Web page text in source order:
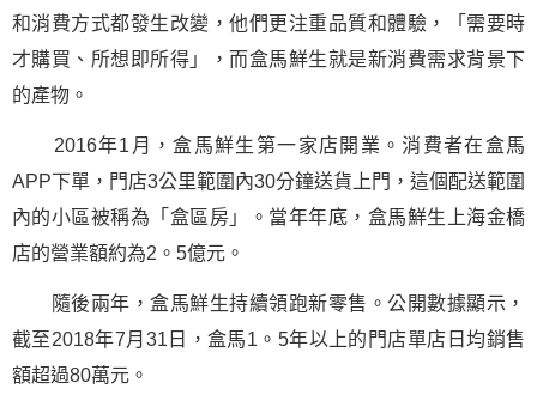
和消費方式都發生改變，他們更注重品質和體驗，「需要時
才購買、所想即所得」，而盒馬鮮生就是新消費需求背景下
的產物。
2016年1月，盒馬鮮生第一家店開業。消費者在盒馬
APP下單，門店3公里範圍內30分鐘送貨上門，這個配送範圍
內的小區被稱為「盒區房」。當年年底，盒馬鮮生上海金橋
店的營業額約為2。5億元。
隨後兩年，盒馬鮮生持續領跑新零售。公開數據顯示，
截至2018年7月31日，盒馬1。5年以上的門店單店日均銷售
額超過80萬元。